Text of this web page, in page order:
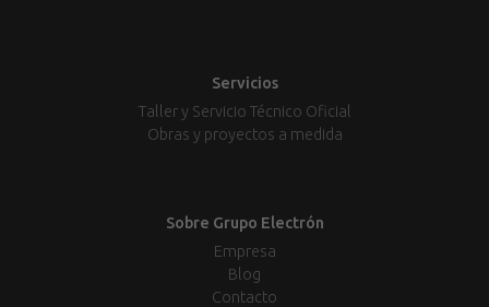
Servicios
Taller y Servicio Técnico Oficial
Obras y proyectos a medida
Sobre Grupo Electrón
Empresa
Blog
Contacto